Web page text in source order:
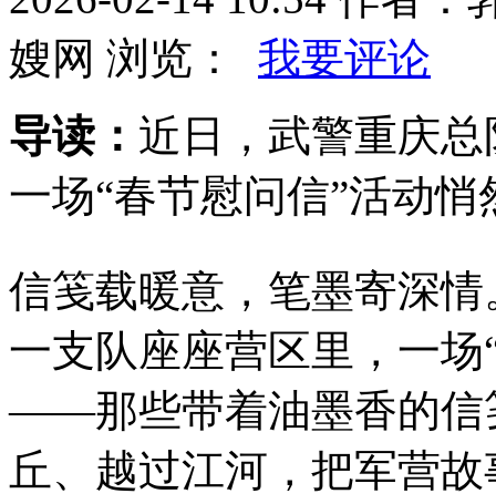
嫂网 浏览：
我要评论
导读： 近日，武警重庆
一场“春节慰问信”活动悄
信笺载暖意，笔墨寄深
一支队座座营区里，一
——那些带着油墨香的信
丘、越过江河，把军营